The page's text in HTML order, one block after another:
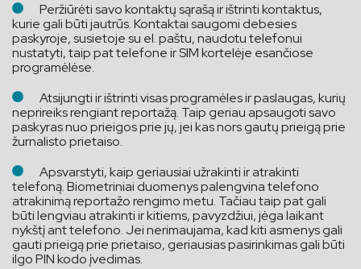
Peržiūrėti savo kontaktų sąrašą ir ištrinti kontaktus,
kurie gali būti jautrūs. Kontaktai saugomi debesies
paskyroje, susietoje su el. paštu, naudotu telefonui
nustatyti, taip pat telefone ir SIM kortelėje esančiose
programėlėse.
Atsijungti ir ištrinti visas programėles ir paslaugas, kurių
neprireiks rengiant reportažą. Taip geriau apsaugoti savo
paskyras nuo prieigos prie jų, jei kas nors gautų prieigą prie
žurnalisto prietaiso.
Apsvarstyti, kaip geriausiai užrakinti ir atrakinti
telefoną. Biometriniai duomenys palengvina telefono
atrakinimą reportažo rengimo metu. Tačiau taip pat gali
būti lengviau atrakinti ir kitiems, pavyzdžiui, jėga laikant
nykštį ant telefono. Jei nerimaujama, kad kiti asmenys gali
gauti prieigą prie prietaiso, geriausias pasirinkimas gali būti
ilgo PIN kodo įvedimas.